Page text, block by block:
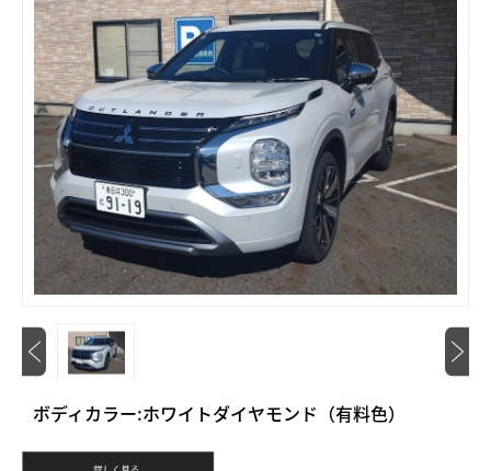
ボディカラー:ホワイトダイヤモンド（有料色）